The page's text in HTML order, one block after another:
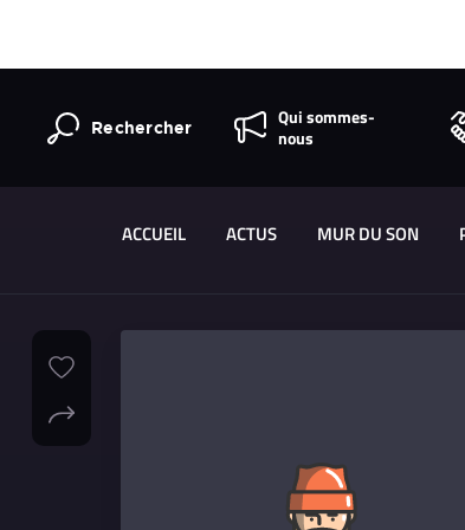
Rechercher
Qui sommes-
nous
ACCUEIL ACTUS MUR DU SON